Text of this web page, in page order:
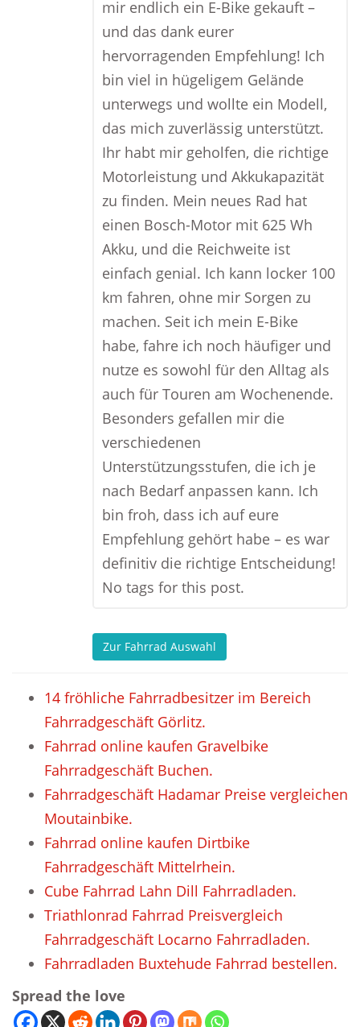
mir endlich ein E-Bike gekauft –
und das dank eurer
hervorragenden Empfehlung! Ich
bin viel in hügeligem Gelände
unterwegs und wollte ein Modell,
das mich zuverlässig unterstützt.
Ihr habt mir geholfen, die richtige
Motorleistung und Akkukapazität
zu finden. Mein neues Rad hat
einen Bosch-Motor mit 625 Wh
Akku, und die Reichweite ist
einfach genial. Ich kann locker 100
km fahren, ohne mir Sorgen zu
machen. Seit ich mein E-Bike
habe, fahre ich noch häufiger und
nutze es sowohl für den Alltag als
auch für Touren am Wochenende.
Besonders gefallen mir die
verschiedenen
Unterstützungsstufen, die ich je
nach Bedarf anpassen kann. Ich
bin froh, dass ich auf eure
Empfehlung gehört habe – es war
definitiv die richtige Entscheidung!
No tags for this post.
Zur Fahrrad Auswahl
14 fröhliche Fahrradbesitzer im Bereich
Fahrradgeschäft Görlitz.
Fahrrad online kaufen Gravelbike
Fahrradgeschäft Buchen.
Fahrradgeschäft Hadamar Preise vergleichen
Moutainbike.
Fahrrad online kaufen Dirtbike
Fahrradgeschäft Mittelrhein.
Cube Fahrrad Lahn Dill Fahrradladen.
Triathlonrad Fahrrad Preisvergleich
Fahrradgeschäft Locarno Fahrradladen.
Fahrradladen Buxtehude Fahrrad bestellen.
Spread the love